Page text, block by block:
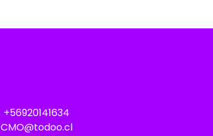
+56920141634
CMO@todoo.cl